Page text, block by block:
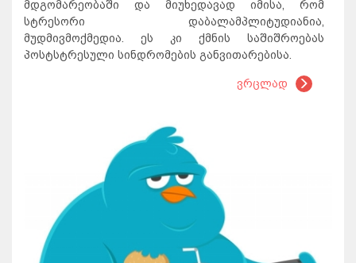
მდგომარეობაში და მიუხედავად იმისა, რომ
სტრესორი დაბალამპლიტუდიანია,
მუდმივმოქმედია. ეს კი ქმნის საშიშროებას
პოსტსტრესული სინდრომების განვითარებისა.
ვრცლად